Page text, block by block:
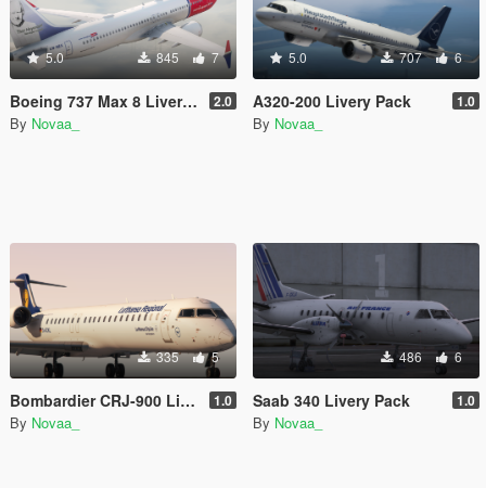
5.0 845 7
Boeing 737 Max 8 Livery Pack 2.0
By Novaa_
5.0 707 6
A320-200 Livery Pack 1.0
By Novaa_
335 5
Bombardier CRJ-900 Livery Pack 1.0
By Novaa_
486 6
Saab 340 Livery Pack 1.0
By Novaa_